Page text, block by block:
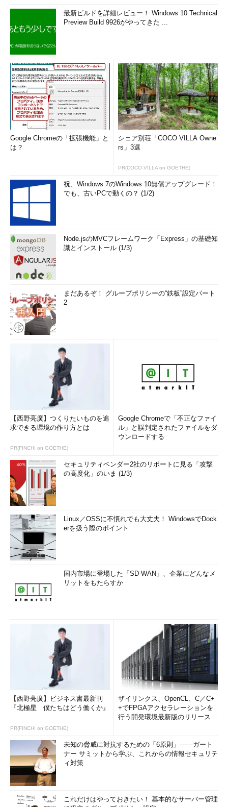
最新ビルドを詳細レビュー！ Windows 10 Technical
Preview Build 9926がやってきた ...
Google Chromeの「拡張機能」と
は？
シェア別荘「COCO VILLA Owne
rs」3選
PR(COCO VILLA on GOETHE)
祝、Windows 7のWindows 10無償アップグレード！
でも、古いPCで動くの？ (1/2)
Node.jsのMVCフレームワーク「Express」の基礎知
識とインストール (1/3)
まだあるぞ！ グループポリシーの“鉄板”設定パート
2
【西野亮廣】つくりたいものを追
求できる環境の作り方とは
PR(FINCHI on GOETHE)
Google Chromeで「不正なファイ
ル」と誤判定されたファイルをダ
ウンロードする
セキュリティベンダー2社のリポートに見る「攻撃
の高度化」のいま (1/3)
Linux／OSSに不慣れでも大丈夫！ WindowsでDock
erを扱う際のポイント
国内市場に登場した「SD-WAN」、企業にどんなメ
リットをもたらすか
【西野亮廣】ビジネス書最新刊
『北極星 僕たちはどう働くか』
PR(FINCHI on GOETHE)
ザイリンクス、OpenCL、C／C+
+でFPGAアクセラレーションを
行う開発環境最新版のリリースを
未知の脅威に対抗するための「6原則」――ガート
ナー サミットから学ぶ、これからの情報セキュリテ
ィ対策
これだけはやっておきたい！ 基本的なサーバー管理